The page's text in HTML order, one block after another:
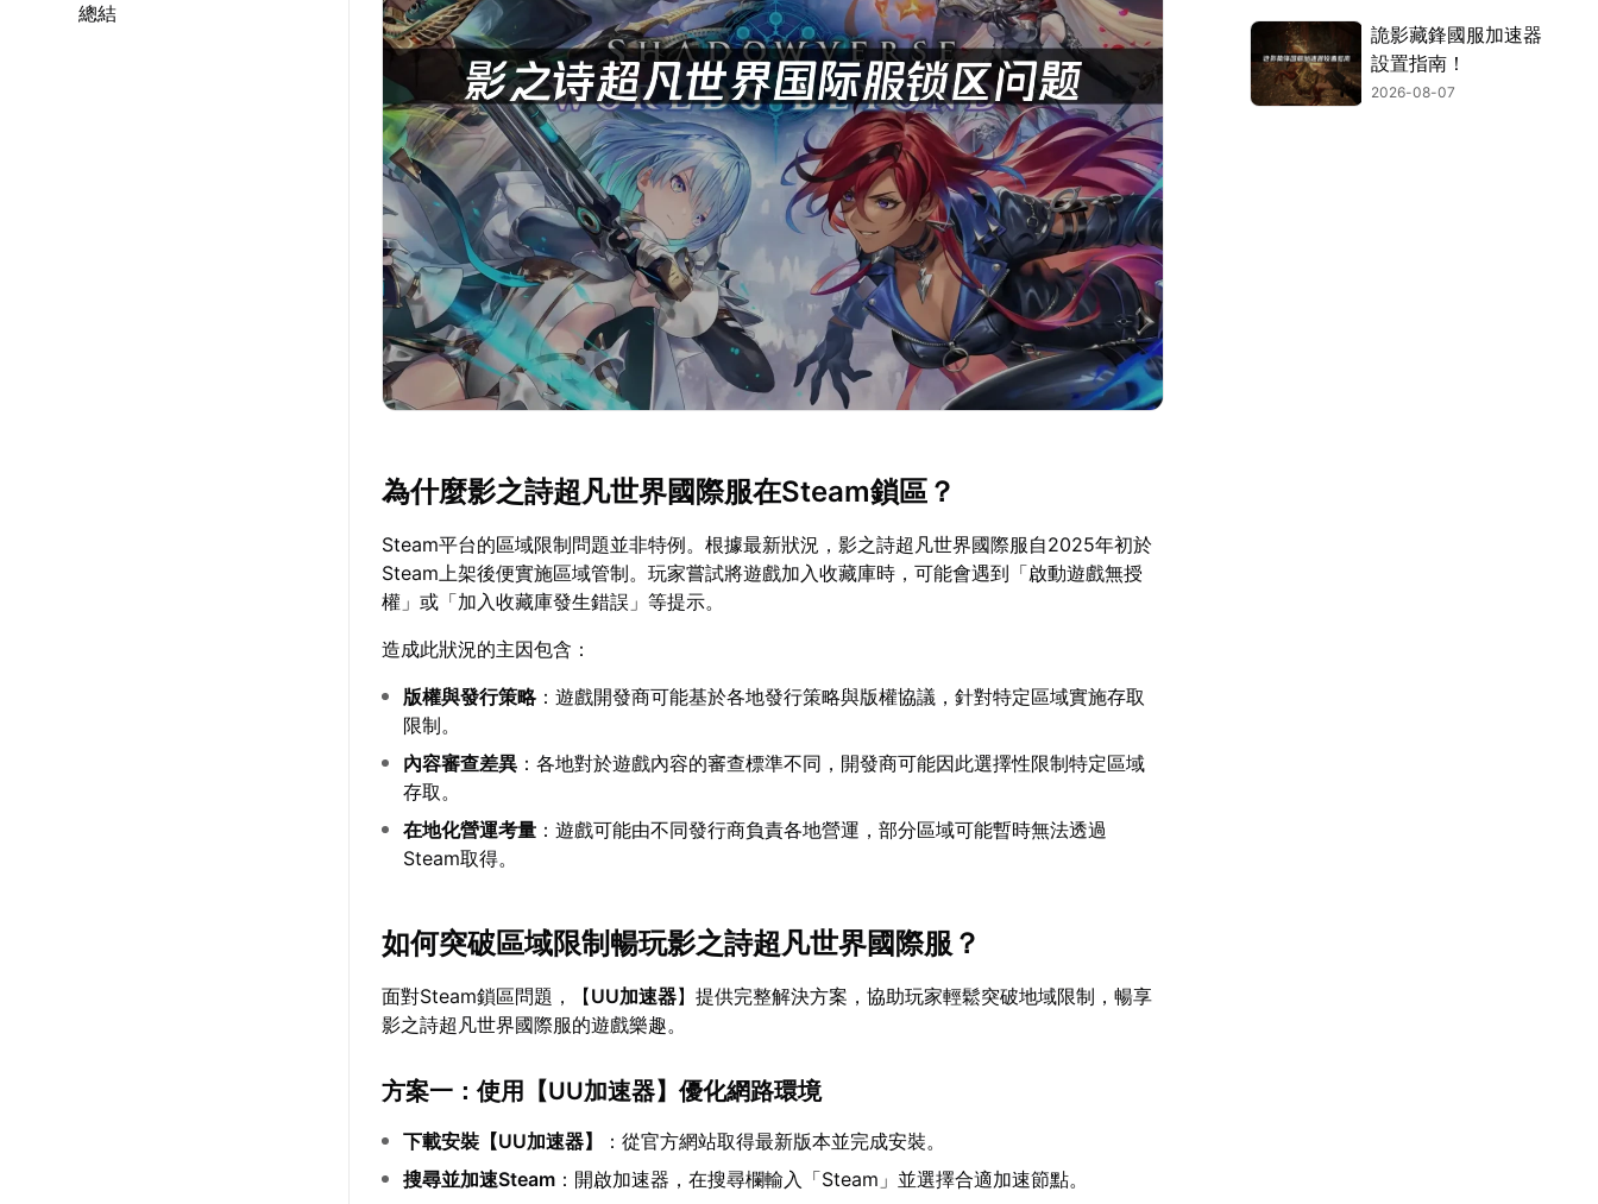
總結
為什麼影之詩超凡世界國際服在Steam鎖區？
Steam平台的區域限制問題並非特例。根據最新狀況，影之詩超凡世界國際服自2025年初於
Steam上架後便實施區域管制。玩家嘗試將遊戲加入收藏庫時，可能會遇到「啟動遊戲無授
權」或「加入收藏庫發生錯誤」等提示。
造成此狀況的主因包含：
版權與發行策略：遊戲開發商可能基於各地發行策略與版權協議，針對特定區域實施存取
限制。
內容審查差異 ：各地對於遊戲內容的審查標準不同，開發商可能因此選擇性限制特定區域
存取。
在地化營運考量 ：遊戲可能由不同發行商負責各地營運，部分區域可能暫時無法透過
Steam取得。
如何突破區域限制暢玩影之詩超凡世界國際服？
面對Steam鎖區問題，【UU加速器】提供完整解決方案，協助玩家輕鬆突破地域限制，暢享
影之詩超凡世界國際服的遊戲樂趣。
方案一：使用【UU加速器】優化網路環境
下載安裝【UU加速器】
：從官方網站取得最新版本並完成安裝。
搜尋並加速Steam ：開啟加速器，在搜尋欄輸入「Steam」並選擇合適加速節點。
詭影藏鋒國服加速器
設置指南！
2026-08-07